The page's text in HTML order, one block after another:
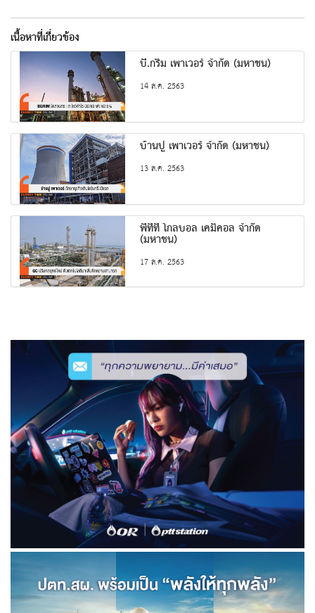
เนื้อหาที่เกี่ยวข้อง
บี.กริม เพาเวอร์ จํากัด (มหาชน)
14 ส.ค. 2563
บ้านปู เพาเวอร์ จำกัด (มหาชน)
13 ส.ค. 2563
พีทีที โกลบอล เคมิคอล จำกัด
(มหาชน)
17 ส.ค. 2563